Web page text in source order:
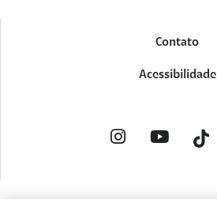
Contato
Acessibilidade